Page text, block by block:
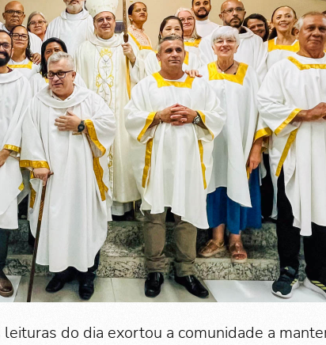
do dia exortou a comunidade a